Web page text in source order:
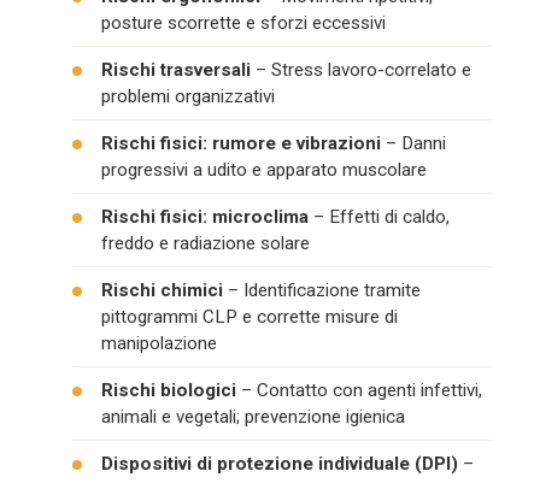
posture scorrette e sforzi eccessivi
Rischi trasversali – Stress lavoro-correlato e
problemi organizzativi
Rischi fisici: rumore e vibrazioni – Danni
progressivi a udito e apparato muscolare
Rischi fisici: microclima – Effetti di caldo,
freddo e radiazione solare
Rischi chimici – Identificazione tramite
pittogrammi CLP e corrette misure di
manipolazione
Rischi biologici – Contatto con agenti infettivi,
animali e vegetali; prevenzione igienica
Dispositivi di protezione individuale (DPI) –